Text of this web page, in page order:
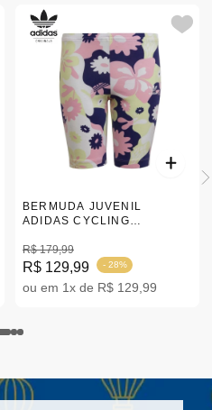
BERMUDA JUVENIL
ADIDAS CYCLING
R$ 179,99
R$ 129,99 - 28%
ou em 1x de R$ 129,99